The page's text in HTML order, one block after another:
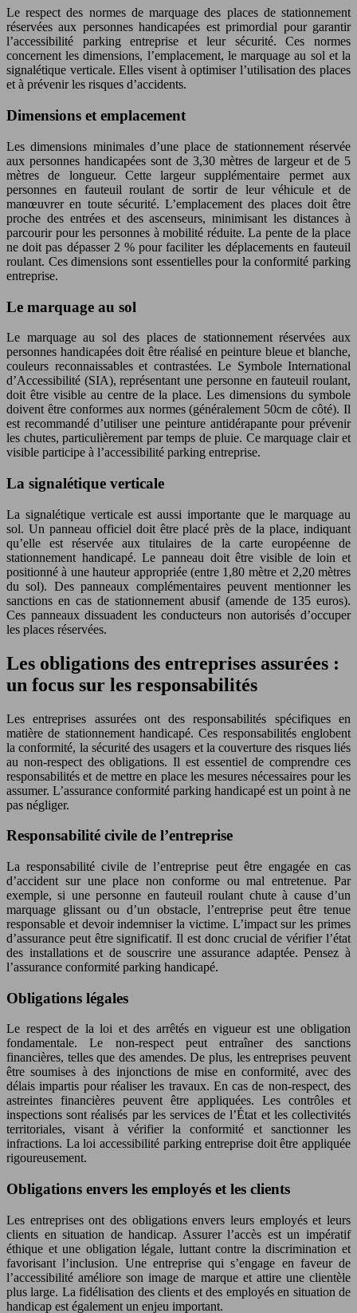
Le respect des normes de marquage des places de stationnement
réservées aux personnes handicapées est primordial pour garantir
l’accessibilité parking entreprise et leur sécurité. Ces normes
concernent les dimensions, l’emplacement, le marquage au sol et la
signalétique verticale. Elles visent à optimiser l’utilisation des places
et à prévenir les risques d’accidents.
Dimensions et emplacement
Les dimensions minimales d’une place de stationnement réservée
aux personnes handicapées sont de 3,30 mètres de largeur et de 5
mètres de longueur. Cette largeur supplémentaire permet aux
personnes en fauteuil roulant de sortir de leur véhicule et de
manœuvrer en toute sécurité. L’emplacement des places doit être
proche des entrées et des ascenseurs, minimisant les distances à
parcourir pour les personnes à mobilité réduite. La pente de la place
ne doit pas dépasser 2 % pour faciliter les déplacements en fauteuil
roulant. Ces dimensions sont essentielles pour la conformité parking
entreprise.
Le marquage au sol
Le marquage au sol des places de stationnement réservées aux
personnes handicapées doit être réalisé en peinture bleue et blanche,
couleurs reconnaissables et contrastées. Le Symbole International
d’Accessibilité (SIA), représentant une personne en fauteuil roulant,
doit être visible au centre de la place. Les dimensions du symbole
doivent être conformes aux normes (généralement 50cm de côté). Il
est recommandé d’utiliser une peinture antidérapante pour prévenir
les chutes, particulièrement par temps de pluie. Ce marquage clair et
visible participe à l’accessibilité parking entreprise.
La signalétique verticale
La signalétique verticale est aussi importante que le marquage au
sol. Un panneau officiel doit être placé près de la place, indiquant
qu’elle est réservée aux titulaires de la carte européenne de
stationnement handicapé. Le panneau doit être visible de loin et
positionné à une hauteur appropriée (entre 1,80 mètre et 2,20 mètres
du sol). Des panneaux complémentaires peuvent mentionner les
sanctions en cas de stationnement abusif (amende de 135 euros).
Ces panneaux dissuadent les conducteurs non autorisés d’occuper
les places réservées.
Les obligations des entreprises assurées :
un focus sur les responsabilités
Les entreprises assurées ont des responsabilités spécifiques en
matière de stationnement handicapé. Ces responsabilités englobent
la conformité, la sécurité des usagers et la couverture des risques liés
au non-respect des obligations. Il est essentiel de comprendre ces
responsabilités et de mettre en place les mesures nécessaires pour les
assumer. L’assurance conformité parking handicapé est un point à ne
pas négliger.
Responsabilité civile de l’entreprise
La responsabilité civile de l’entreprise peut être engagée en cas
d’accident sur une place non conforme ou mal entretenue. Par
exemple, si une personne en fauteuil roulant chute à cause d’un
marquage glissant ou d’un obstacle, l’entreprise peut être tenue
responsable et devoir indemniser la victime. L’impact sur les primes
d’assurance peut être significatif. Il est donc crucial de vérifier l’état
des installations et de souscrire une assurance adaptée. Pensez à
l’assurance conformité parking handicapé.
Obligations légales
Le respect de la loi et des arrêtés en vigueur est une obligation
fondamentale. Le non-respect peut entraîner des sanctions
financières, telles que des amendes. De plus, les entreprises peuvent
être soumises à des injonctions de mise en conformité, avec des
délais impartis pour réaliser les travaux. En cas de non-respect, des
astreintes financières peuvent être appliquées. Les contrôles et
inspections sont réalisés par les services de l’État et les collectivités
territoriales, visant à vérifier la conformité et sanctionner les
infractions. La loi accessibilité parking entreprise doit être appliquée
rigoureusement.
Obligations envers les employés et les clients
Les entreprises ont des obligations envers leurs employés et leurs
clients en situation de handicap. Assurer l’accès est un impératif
éthique et une obligation légale, luttant contre la discrimination et
favorisant l’inclusion. Une entreprise qui s’engage en faveur de
l’accessibilité améliore son image de marque et attire une clientèle
plus large. La fidélisation des clients et des employés en situation de
handicap est également un enjeu important.